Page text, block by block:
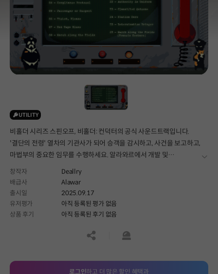
UTILITY
비홀더 시리즈 스핀오프, 비홀더: 컨덕터의 공식 사운드트랙입니다.
'결단의 전령' 열차의 기관사가 되어 승객을 감시하고, 사건을 보고하고,
마법부의 중요한 임무를 수행하세요. 알라와르에서 개발 및
게임을 위해 녹음된 17개 트랙이 모두 수록되어 있습니다. MP3 및
WAV 형식으로 제공됩니다.
더보
창작자
Deallry
배급사
Alawar
출시일
2025.09.17
유저평가
아직 등록된 평가 없음
상품 후기
아직 등록된 후기 없음
공유하기신고하기
로그인하고 더 많은 할인 혜택과